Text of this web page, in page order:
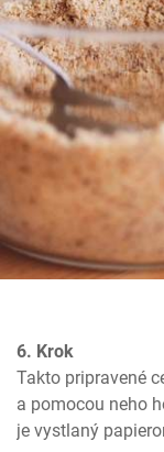
6. Krok
Takto pripravené
a pomocou neho
je vystlaný